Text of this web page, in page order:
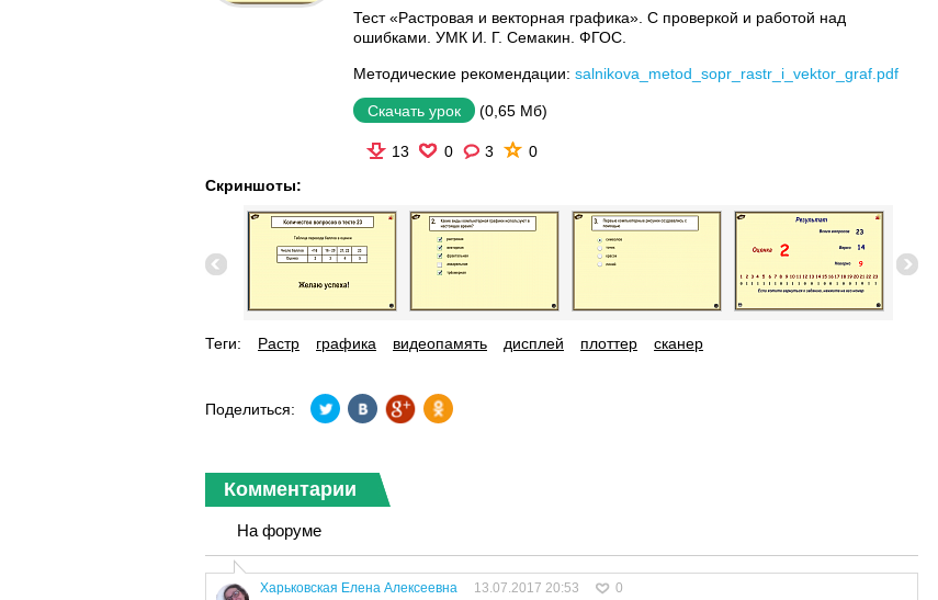
Тест «Растровая и векторная графика». С проверкой и работой над
ошибками. УМК И. Г. Семакин. ФГОС.
Методические рекомендации: salnikova_metod_sopr_rastr_i_vektor_graf.pdf
Скачать урок (0,65 Мб)
13 0 3
0
Скриншоты:
Теги: Растр графика видеопамять дисплей плоттер сканер
Поделиться:
Комментарии
На форуме
Харьковская Елена Алексеевна 13.07.2017 20:53 0